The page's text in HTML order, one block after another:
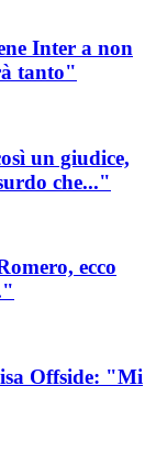
Inter a non
tanto"
un giudice,
che..."
ecco
Offside: "Mi